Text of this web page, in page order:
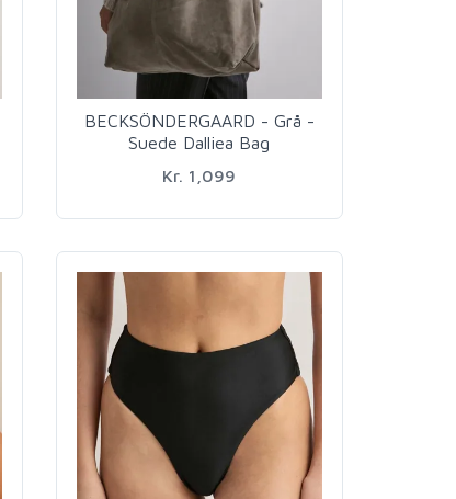
BECKSÖNDERGAARD - Grå -
Suede Dalliea Bag
Kr. 1,099